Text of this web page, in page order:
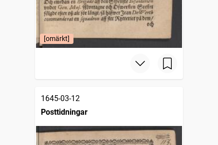
[omärkt]
1645-03-12
Posttidningar